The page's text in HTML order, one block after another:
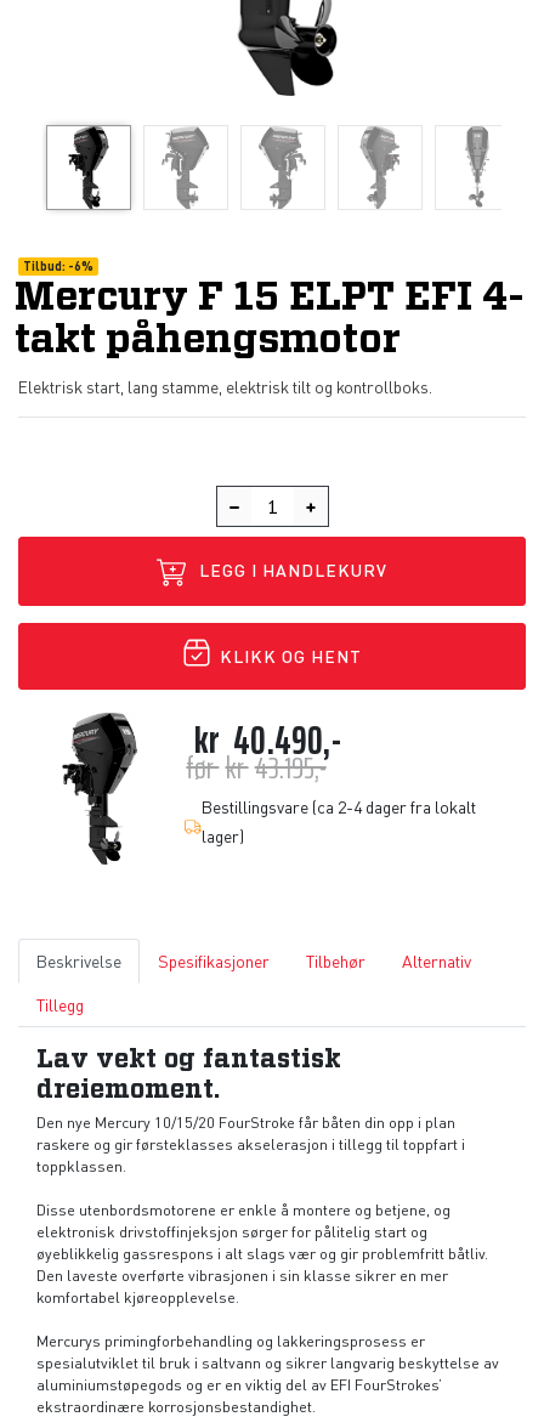
Tilbud: -6%
Mercury F 15 ELPT EFI 4-
takt påhengsmotor
Elektrisk start, lang stamme, elektrisk tilt og kontrollboks.
LEGG I HANDLEKURV
KLIKK OG HENT
kr 40.490,-
førkr43.195,-
Bestillingsvare (ca 2-4 dager fra lokalt
lager)
Beskrivelse Spesifikasjoner Tilbehør
Alternativ
Tillegg
Lav vekt og fantastisk
dreiemoment.
Den nye Mercury 10/15/20 FourStroke får båten din opp i plan
raskere og gir førsteklasses akselerasjon i tillegg til toppfart i
toppklassen.
Disse utenbordsmotorene er enkle å montere og betjene, og
elektronisk drivstoffinjeksjon sørger for pålitelig start og
øyeblikkelig gassrespons i alt slags vær og gir problemfritt båtliv.
Den laveste overførte vibrasjonen i sin klasse sikrer en mer
komfortabel kjøreopplevelse.
Mercurys primingforbehandling og lakkeringsprosess er
spesialutviklet til bruk i saltvann og sikrer langvarig beskyttelse av
aluminiumstøpegods og er en viktig del av EFI FourStrokes’
ekstraordinære korrosjonsbestandighet.